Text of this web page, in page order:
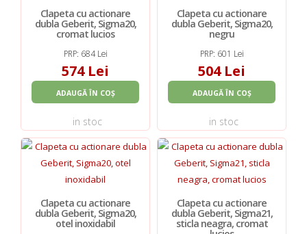
Clapeta cu actionare
dubla Geberit, Sigma20,
cromat lucios
PRP: 684 Lei
574 Lei
ADAUGĂ ÎN COȘ
in stoc
Clapeta cu actionare
dubla Geberit, Sigma20,
negru
PRP: 601 Lei
504 Lei
ADAUGĂ ÎN COȘ
in stoc
Clapeta cu actionare
dubla Geberit, Sigma20,
otel inoxidabil
Clapeta cu actionare
dubla Geberit, Sigma21,
sticla neagra, cromat